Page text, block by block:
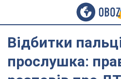
Відбитки
прослушка: